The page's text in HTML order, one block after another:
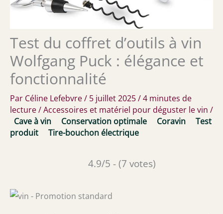
Test du coffret d’outils à vin
Wolfgang Puck : élégance et
fonctionnalité
Par Céline Lefebvre/ 5 juillet 2025/4 minutes de
lecture/Accessoires et matériel pour déguster le vin /
Cave à vin
Conservation optimale Coravin
Test
produit
Tire-bouchon électrique
4.9/5 - (7 votes)